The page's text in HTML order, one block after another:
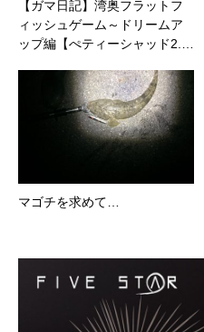
【ガマ日記】湾奥フラットフ
ィッシュゲーム～ドリームア
ップ編【ぺティーシャッド2.…
マゴチを求めて…